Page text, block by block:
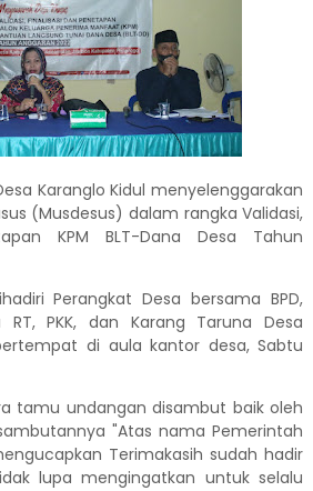
Karanglo Kidul menyelenggarakan
(Musdesus) dalam rangka Validasi,
KPM BLT-Dana Desa Tahun
Perangkat Desa bersama BPD,
RT, PKK, dan Karang Taruna Desa
di aula kantor desa, Sabtu
tamu undangan disambut baik oleh
"Atas nama Pemerintah
Terimakasih sudah hadir
lupa mengingatkan untuk selalu